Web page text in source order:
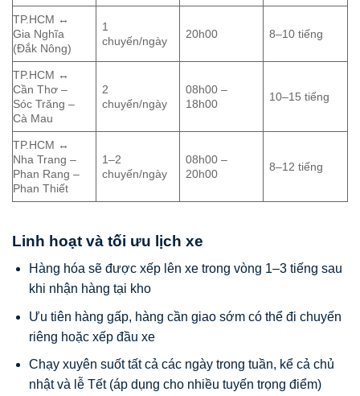
TP.HCM ↔
Gia Nghĩa
(Đắk Nông)
1
chuyến/ngày
20h00 8–10 tiếng
TP.HCM ↔
Cần Thơ –
Sóc Trăng –
Cà Mau
2
chuyến/ngày
08h00 –
18h00
10–15 tiếng
TP.HCM ↔
Nha Trang –
Phan Rang –
Phan Thiết
1–2
chuyến/ngày
08h00 –
20h00
8–12 tiếng
Linh hoạt và tối ưu lịch xe
Hàng hóa sẽ được xếp lên xe trong vòng 1–3 tiếng sau
khi nhận hàng tại kho
Ưu tiên hàng gấp, hàng cần giao sớm có thể đi chuyến
riêng hoặc xếp đầu xe
Chạy xuyên suốt tất cả các ngày trong tuần, kể cả chủ
nhật và lễ Tết (áp dụng cho nhiều tuyến trọng điểm)